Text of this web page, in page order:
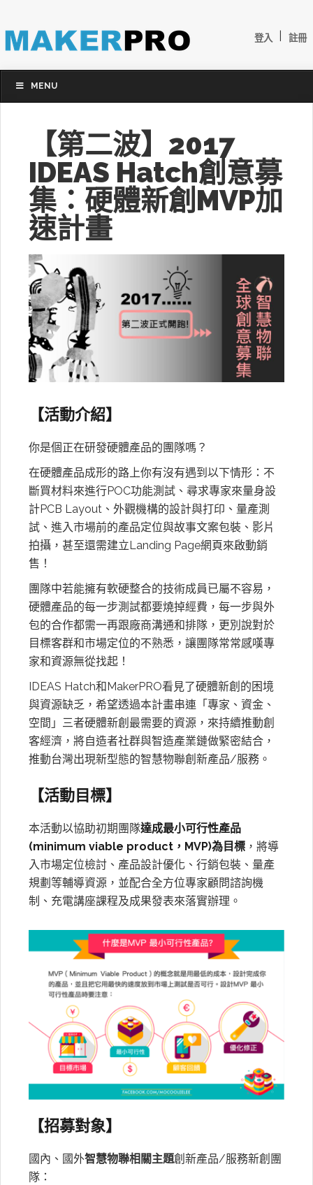
登入 註冊
MENU
【第二波】2017
IDEAS Hatch創意募
集：硬體新創MVP加
速計畫
【活動介紹】
你是個正在研發硬體產品的團隊嗎？
在硬體產品成形的路上你有沒有遇到以下情形：不
斷買材料來進行POC功能測試、尋求專家來量身設
計PCB Layout、外觀機構的設計與打印、量產測
試、進入市場前的產品定位與故事文案包裝、影片
拍攝，甚至還需建立Landing Page網頁來啟動銷
售！
團隊中若能擁有軟硬整合的技術成員已屬不容易，
硬體產品的每一步測試都要燒掉經費，每一步與外
包的合作都需一再跟廠商溝通和排隊，更別說對於
目標客群和市場定位的不熟悉，讓團隊常常感嘆專
家和資源無從找起！
IDEAS Hatch和MakerPRO看見了硬體新創的困境
與資源缺乏，希望透過本計畫串連「專家、資金、
空間」三者硬體新創最需要的資源，來持續推動創
客經濟，將自造者社群與智造產業鏈做緊密結合，
推動台灣出現新型態的智慧物聯創新產品/服務。
【活動目標】
本活動以協助初期團隊達成最小可行性產品
(minimum viable product，MVP)為目標 ，將導
入市場定位檢討、產品設計優化、行銷包裝、量產
規劃等輔導資源，並配合全方位專家顧問諮詢機
制、充電講座課程及成果發表來落實辦理。
【招募對象】
國內、國外智慧物聯相關主題創新產品/服務新創團
隊：